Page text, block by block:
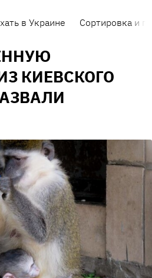
в Украине Сортировка и
КИЕВСКОГО